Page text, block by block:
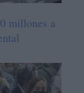
millones a